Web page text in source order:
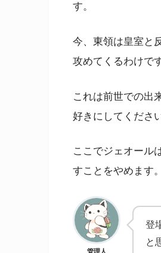
す。
今、東領は皇室と
攻めてくるわけで
これは前世での出
好きにしてくださ
ここでジェオール
すことをやめます。
管理人
登
と